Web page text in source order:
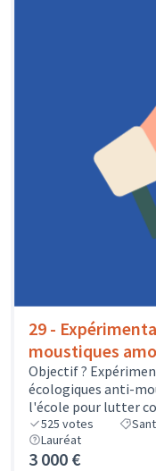
29 -
moustiques
Objectif ?
écologiques anti-
l'école pour lutter
525 votes
Lauréat
3 000 €